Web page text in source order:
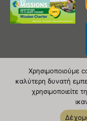
|
Χρησιμοποιούμε
καλύτερη δυνατή
χρησιμοποιείτε